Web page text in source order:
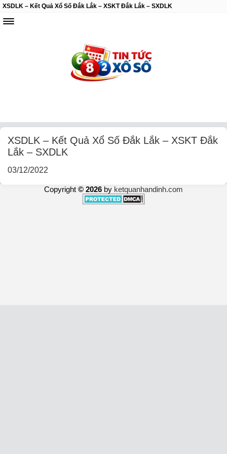
XSDLK – Kết Quả Xổ Số Đắk Lắk – XSKT Đắk Lắk – SXDLK
XSDLK – Kết Quả Xổ Số Đắk Lắk – XSKT Đắk
Lắk – SXDLK
03/12/2022
Copyright © 2026 by ketquanhandinh.com